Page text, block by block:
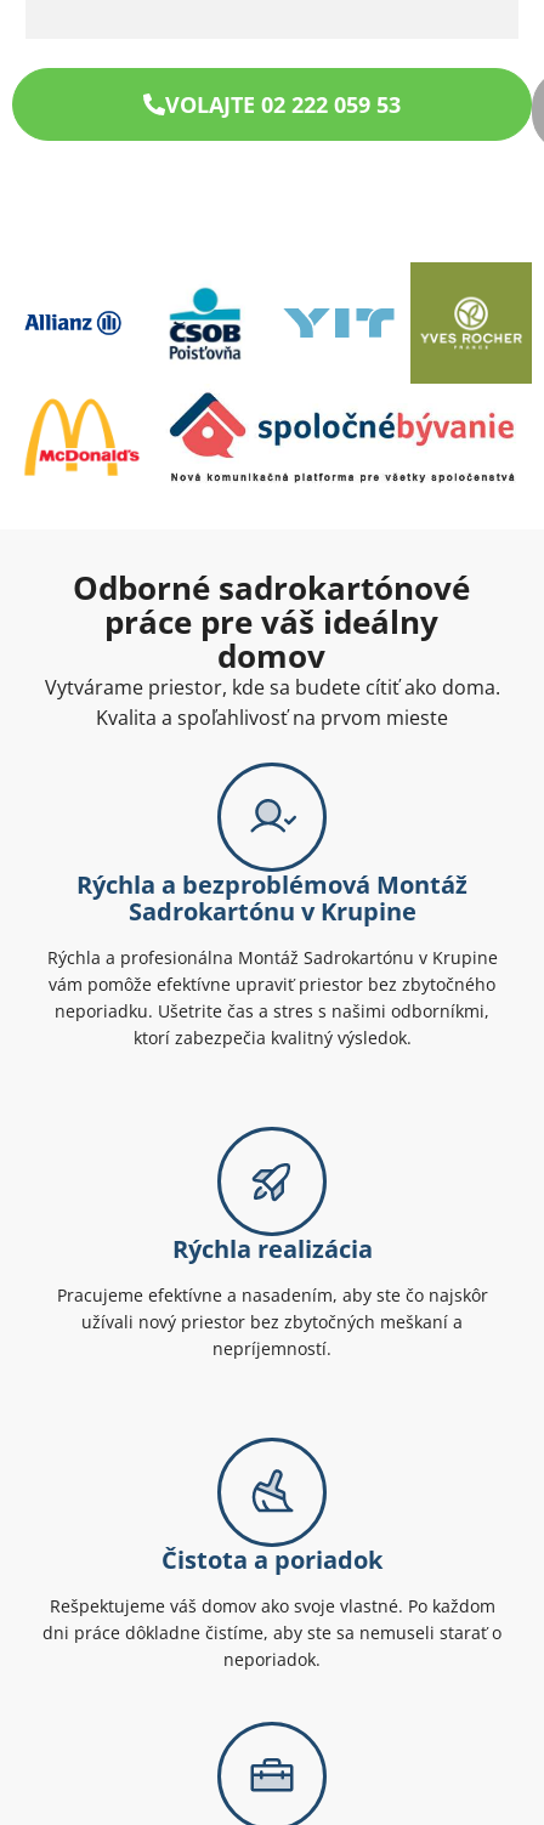
VOLAJTE 02 222 059 53
Odborné sadrokartónové
práce pre váš ideálny
domov
Vytvárame priestor, kde sa budete cítiť ako doma.
Kvalita a spoľahlivosť na prvom mieste
Rýchla a bezproblémová Montáž
Sadrokartónu v Krupine
Rýchla a profesionálna Montáž Sadrokartónu v Krupine
vám pomôže efektívne upraviť priestor bez zbytočného
neporiadku. Ušetrite čas a stres s našimi odborníkmi,
ktorí zabezpečia kvalitný výsledok.
Rýchla realizácia
Pracujeme efektívne a nasadením, aby ste čo najskôr
užívali nový priestor bez zbytočných meškaní a
nepríjemností.
Čistota a poriadok
Rešpektujeme váš domov ako svoje vlastné. Po každom
dni práce dôkladne čistíme, aby ste sa nemuseli starať o
neporiadok.